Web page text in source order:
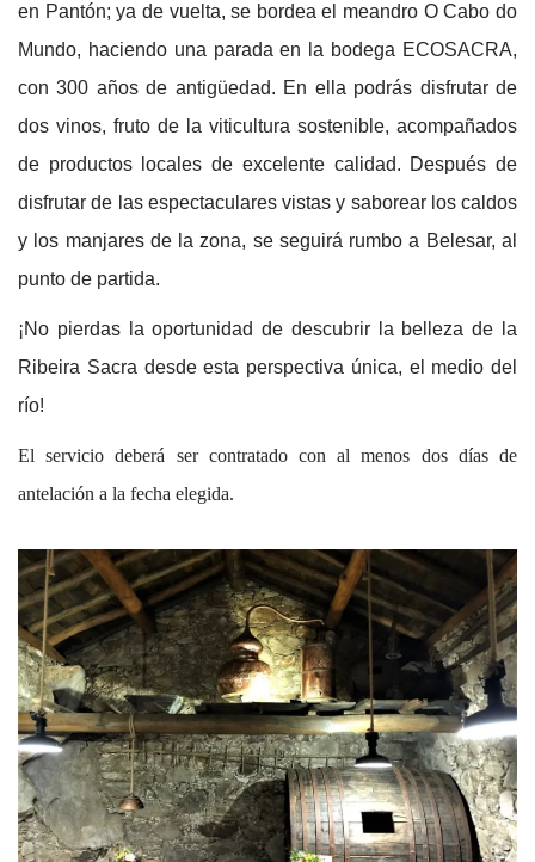
en Pantón; ya de vuelta, se bordea el meandro O Cabo do
Mundo, haciendo una parada en la bodega ECOSACRA,
con 300 años de antigüedad. En ella podrás disfrutar de
dos vinos, fruto de la viticultura sostenible, acompañados
de productos locales de excelente calidad. Después de
disfrutar de las espectaculares vistas y saborear los caldos
y los manjares de la zona, se seguirá rumbo a Belesar, al
punto de partida.
¡No pierdas la oportunidad de descubrir la belleza de la
Ribeira Sacra desde esta perspectiva única, el medio del
río!
El servicio deberá ser contratado con al menos dos días de
antelación a la fecha elegida.